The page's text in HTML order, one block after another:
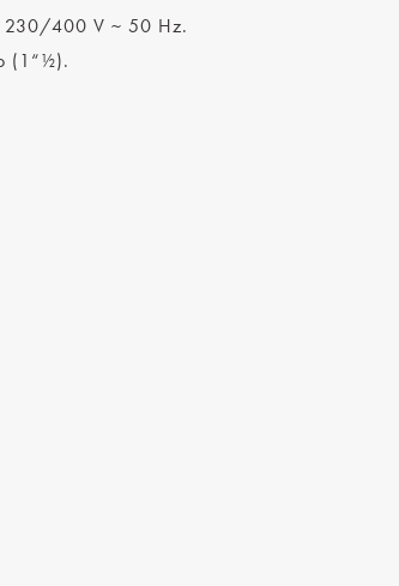
230/400 V ~ 50 Hz.
(1“½).